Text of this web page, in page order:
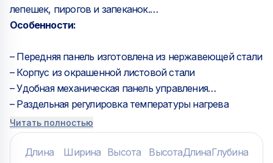
лепешек, пирогов и запеканок.
Особенности:
– Передняя панель изготовлена из нержавеющей стали
– Корпус из окрашенной листовой стали
– Удобная механическая панель управления
– Раздельная регулировка температуры нагрева
верхних и нижних ТЭНов
– Под из огнеупорного камня
– Внутреннее освещение
Читать полностью
Длина
Ширина Высота
ВысотаДлинаГлубина